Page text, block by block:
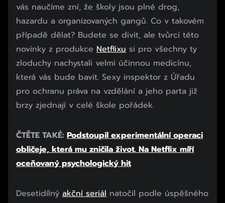
vás naučíme zní, že školy jsou plné drog,
hazardu a organizovaných gangů. Co v takovém
případě dělat? Budete se divit, ale tvůrci této
novinky z produkce Netflixu si pro všechny ty
zloduchy nachystali velmi účinnou medicínu,
která vás bude bavit. Sexy inspektor z Úřadu
pro ochranu práva na vzdělání a jeho parta již
brzy zjednají v celé škole pořádek.
ČTĚTE TAKÉ: Podstoupil experimentální operaci
obličeje, která mu zničila život. Na Netflix míří
oceňovaný psychologický hit
Desetidílný akční seriál natočil podle úspěšného